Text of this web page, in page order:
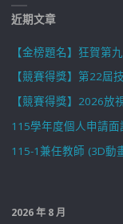
近期文章
【金榜題名】狂賀第
【競賽得獎】第22屆
【競賽得獎】2026放
115學年度個人申請
115-1兼任教師 (3D動
2026 年 8 月